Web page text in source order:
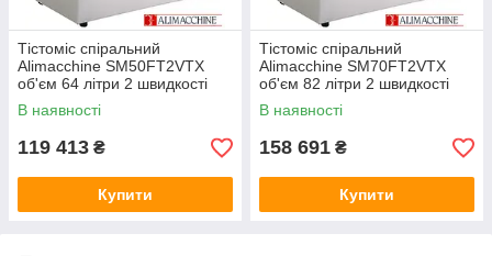
Тістоміс спіральний
Alimacchine SM50FT2VTX
об'єм 64 літри 2 швидкості
В наявності
119 413 ₴
Купити
Тістоміс спіральний
Alimacchine SM70FT2VTX
об'єм 82 літри 2 швидкості
380В
В наявності
158 691 ₴
Купити